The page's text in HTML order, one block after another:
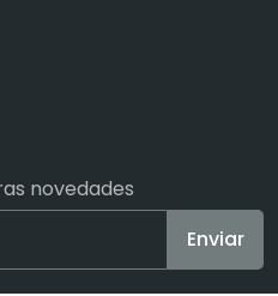
novedades
Enviar